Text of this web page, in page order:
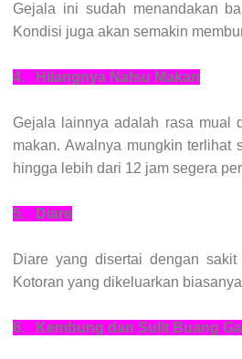
Gejala ini sudah menandakan
Kondisi juga akan semakin
4. Hilangnya Nafsu Makan
Gejala lainnya adalah rasa mual
makan. Awalnya mungkin terlihat
hingga lebih dari 12 jam segera
5. Diare
Diare yang disertai dengan
Kotoran yang dikeluarkan
6. Kembung dan Sulit Buang